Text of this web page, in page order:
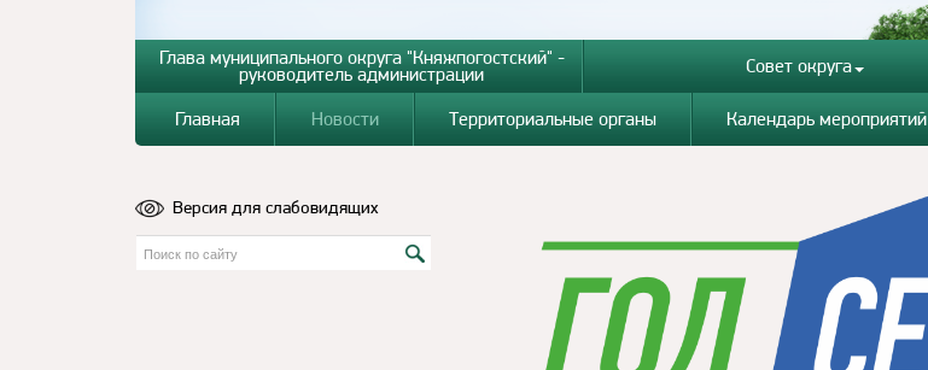
Глава муниципального округа "Княжпогостский" -
руководитель администрации Совет округа
Главная Новости Территориальные органы Календарь мероприятий
Версия для слабовидящих